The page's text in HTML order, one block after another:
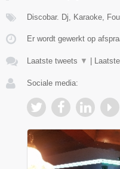
Discobar. Dj, Karaoke,
Er wordt gewerkt op
Laatste tweets ▼
Sociale media: